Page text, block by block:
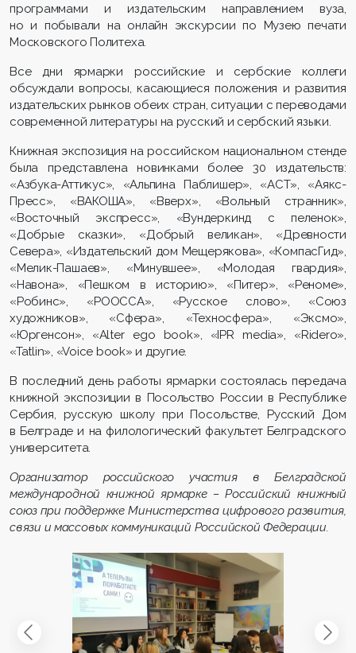
программами и издательским направлением вуза,
но и побывали на онлайн экскурсии по Музею печати
Московского Политеха.
Все дни ярмарки российские и сербские коллеги
обсуждали вопросы, касающиеся положения и развития
издательских рынков обеих стран, ситуации с переводами
современной литературы на русский и сербский языки.
Книжная экспозиция на российском национальном стенде
была представлена новинками более 30 издательств:
«Азбука-Аттикус», «Альпина Паблишер», «АСТ», «Аякс-
Пресс», «ВАКОША», «Вверх», «Вольный странник»,
«Восточный экспресс», «Вундеркинд с пеленок»,
«Добрые сказки», «Добрый великан», «Древности
Севера», «Издательский дом Мещерякова», «КомпасГид»,
«Мелик-Пашаев», «Минувшее», «Молодая гвардия»,
«Навона», «Пешком в историю», «Питер», «Реноме»,
«Робинс», «РООССА», «Русское слово», «Союз
художников», «Сфера», «Техносфера», «Эксмо»,
«Юргенсон», «Alter ego book», «IPR media», «Ridero»,
«Tatlin», «Voice book» и другие.
В последний день работы ярмарки состоялась передача
книжной экспозиции в Посольство России в Республике
Сербия, русскую школу при Посольстве, Русский Дом
в Белграде и на филологический факультет Белградского
университета.
Организатор российского участия в Белградской
международной книжной ярмарке – Российский книжный
союз при поддержке Министерства цифрового развития,
связи и массовых коммуникаций Российской Федерации.